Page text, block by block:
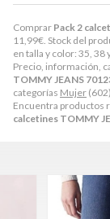
Comprar Pack 2
11,99€ . Stock del
en talla y color: 35, 38
Precio, información,
TOMMY JEANS
categorías Mujer
Encuentra productos
calcetines TOMMY